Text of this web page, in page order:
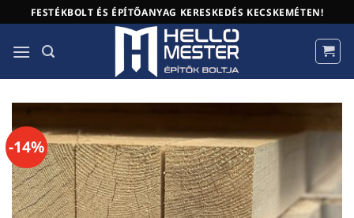
to
content
FESTÉKBOLT ÉS ÉPÍTŐANYAG KERESKEDÉS KECSKEMÉTEN!
-14%